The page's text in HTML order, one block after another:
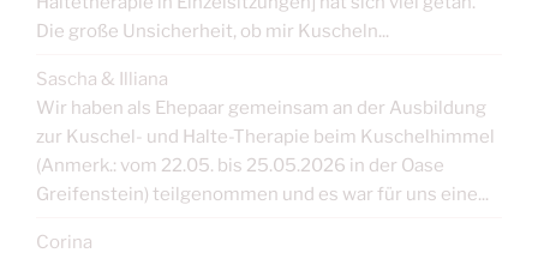
Die große Unsicherheit, ob mir Kuscheln...
Sascha & Illiana
Wir haben als Ehepaar gemeinsam an der Ausbildung
zur Kuschel- und Halte-Therapie beim Kuschelhimmel
(Anmerk.: vom 22.05. bis 25.05.2026 in der Oase
Greifenstein) teilgenommen und es war für uns eine...
Corina